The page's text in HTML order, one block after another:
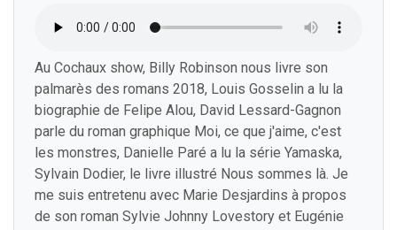
Au Cochaux show, Billy Robinson nous livre son
palmarès des romans 2018, Louis Gosselin a lu la
biographie de Felipe Alou, David Lessard-Gagnon
parle du roman graphique Moi, ce que j'aime, c'est
les monstres, Danielle Paré a lu la série Yamaska,
Sylvain Dodier, le livre illustré Nous sommes là. Je
me suis entretenu avec Marie Desjardins à propos
de son roman Sylvie Johnny Lovestory et Eugénie